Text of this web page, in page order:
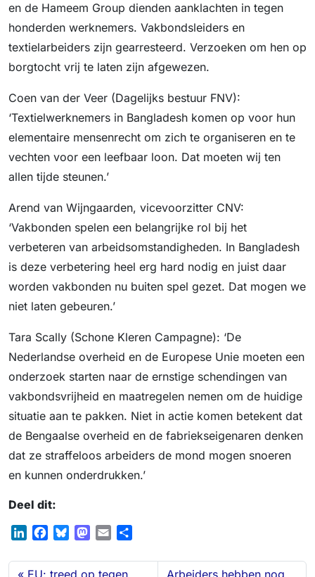
en de Hameem Group dienden aanklachten in tegen
honderden werknemers. Vakbondsleiders en
textielarbeiders zijn gearresteerd. Verzoeken om hen op
borgtocht vrij te laten zijn afgewezen.
Coen van der Veer (Dagelijks bestuur FNV):
‘Textielwerknemers in Bangladesh komen op voor hun
elementaire mensenrecht om zich te organiseren en te
vechten voor een leefbaar loon. Dat moeten wij ten
allen tijde steunen.’
Arend van Wijngaarden, vicevoorzitter CNV:
‘Vakbonden spelen een belangrijke rol bij het
verbeteren van arbeidsomstandigheden. In Bangladesh
is deze verbetering heel erg hard nodig en juist daar
worden vakbonden nu buiten spel gezet. Dat mogen we
niet laten gebeuren.’
Tara Scally (Schone Kleren Campagne): ‘De
Nederlandse overheid en de Europese Unie moeten een
onderzoek starten naar de ernstige schendingen van
vakbondsvrijheid en maatregelen nemen om de huidige
situatie aan te pakken. Niet in actie komen betekent dat
de Bengaalse overheid en de fabriekseigenaren denken
dat ze straffeloos arbeiders de mond mogen snoeren
en kunnen onderdrukken.’
Deel dit:
n
c
u
M
s
a
l
EU: treed op tegen
Arbeiders hebben nog